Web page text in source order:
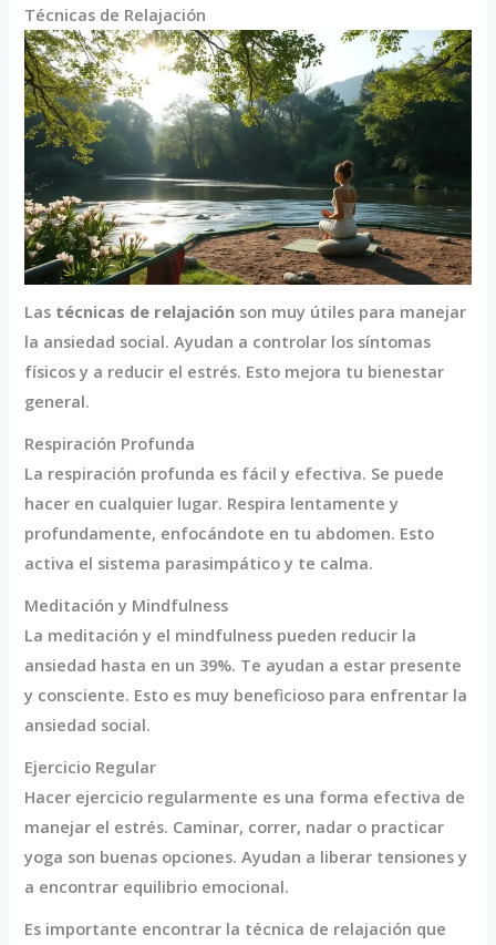
Técnicas de Relajación
Las técnicas de relajación son muy útiles para manejar
la ansiedad social. Ayudan a controlar los síntomas
físicos y a reducir el estrés. Esto mejora tu bienestar
general.
Respiración Profunda
La respiración profunda es fácil y efectiva. Se puede
hacer en cualquier lugar. Respira lentamente y
profundamente, enfocándote en tu abdomen. Esto
activa el sistema parasimpático y te calma.
Meditación y Mindfulness
La meditación y el mindfulness pueden reducir la
ansiedad hasta en un 39%. Te ayudan a estar presente
y consciente. Esto es muy beneficioso para enfrentar la
ansiedad social.
Ejercicio Regular
Hacer ejercicio regularmente es una forma efectiva de
manejar el estrés. Caminar, correr, nadar o practicar
yoga son buenas opciones. Ayudan a liberar tensiones y
a encontrar equilibrio emocional.
Es importante encontrar la técnica de relajación que